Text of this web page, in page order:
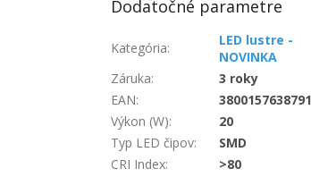
Dodatočné parametre
Kategória:
LED lustre -
NOVINKA
Záruka:
3 roky
EAN:
3800157638791
Výkon (W):
20
Typ LED čipov:
SMD
CRI Index:
>80